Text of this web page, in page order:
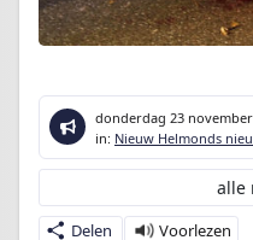
donderdag 23
in: Nieuw Helmonds
Delen
alle